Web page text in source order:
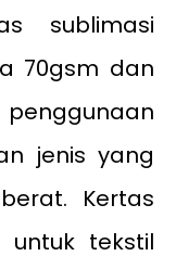
sublimasi
70gsm dan
jenis yang
Kertas
tekstil